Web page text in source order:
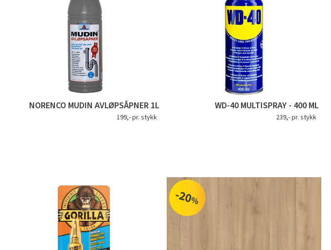
NORENCO MUDIN AVLØPSÅPNER 1L
199,- pr. stykk
WD-40 MULTISPRAY - 400 ML
239,- pr. stykk
-20%